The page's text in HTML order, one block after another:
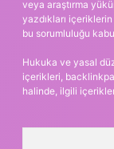
veya araştırma
yazdıkları
bu sorumluluğu
Hukuka ve yasal
içerikleri,
halinde, ilgili